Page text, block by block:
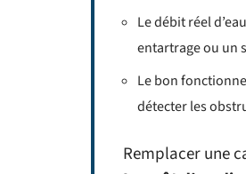
Le débit réel
entartrage ou un
Le bon
détecter les
Remplacer une